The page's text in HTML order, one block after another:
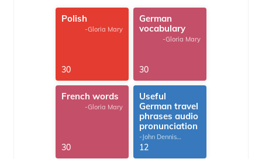
Polish
-Gloria Mary
30
German
vocabulary
-Gloria Mary
30
French words
-Gloria Mary
30
Useful
German travel
phrases audio
pronunciation
-John Dennis
G.Thomas
12